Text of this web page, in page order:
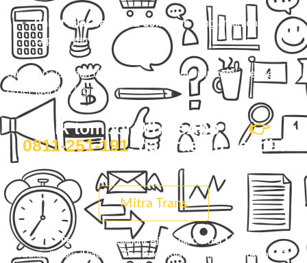
Paket kilat barang & dokumenyang aman dan
cepat nyampe.
Justru, pelayanan dan kenyamanannya bikin kamu pengen
order lagi dan lagi.
Klik tombol WhatsApp ini👉
0811-251-191, dan rasain sendiri
Mitra Trans
Pesan Travel Cibinong Ajibarang, Charter Mobil
Avanza/Innova/Hiace/Elf, Dan Paket Kilat Barang Atau Dokumen Di